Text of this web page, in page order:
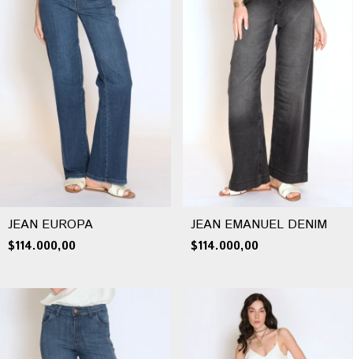
JEAN EUROPA
$114.000,00
JEAN EMANUEL DENIM
$114.000,00